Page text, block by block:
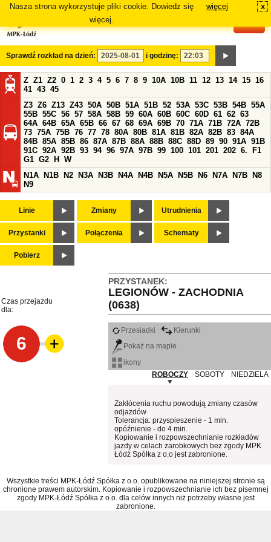
Nasza strona wykorzystuje pliki cookie. Dowiedz się
więcej.
więcej x
Sprawdź rozkład na dzień: i godzinę:
Z Z1 Z2 0 1 2 3 4 5 6 7 8 9 10A 10B 11 12 13 14 15 16
41 43 45
Z3 Z6 Z13 Z43 50A 50B 51A 51B 52 53A 53C 53B 54B 55A
55B 55C 56 57 58A 58B 59 60A 60B 60C 60D 61 62 63
64A 64B 65A 65B 66 67 68 69A 69B 70 71A 71B 72A 72B
73 75A 75B 76 77 78 80A 80B 81A 81B 82A 82B 83 84A
84B 85A 85B 86 87A 87B 88A 88B 88C 88D 89 90 91A 91B
91C 92A 92B 93 94 96 97A 97B 99 100 101 201 202 6.
F1
G1 G2 H
W
N1A
N1B N2 N3A N3B N4A N4B N5A N5B N6 N7A N7B
N8
N9
Linie Zmiany Utrudnienia
Przystanki Połączenia Schematy
Pobierz
PRZYSTANEK:
LEGIONÓW - ZACHODNIA
(0638)
Czas przejazdu
dla:
6
Przesiadki
Kierunki
Pokaż na mapie
ikony
ROBOCZY
SOBOTY NIEDZIELA
Zakłócenia ruchu powodują zmiany czasów
odjazdów
Tolerancja: przyspieszenie - 1 min.
opóźnienie - do 4 min.
Kopiowanie i rozpowszechnianie rozkładów
jazdy w celach zarobkowych bez zgody MPK
Łódź Spółka z o.o jest zabronione.
Wszystkie treści MPK-Łódź Spółka z o.o. opublikowane na niniejszej stronie są
chronione prawem autorskim. Kopiowanie i rozpowszechnianie ich bez pisemnej
zgody MPK-Łódź Spółka z o.o. dla celów innych niż potrzeby własne jest
zabronione.